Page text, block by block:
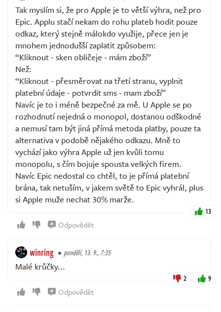
Tak myslím si, že pro Apple je to větší výhra, než pro
Epic. Applu stačí nekam do rohu plateb hodit pouze
odkaz, který stejně málokdo využije, přece jen je
mnohem jednodušší zaplatit způsobem:
“Kliknout - sken obličeje - mám zboží”
Než:
“Kliknout - přesměrovat na třetí stranu, vyplnit
platební údaje - potvrdit sms - mam zboží”
Navíc je to i méně bezpečné za mě. U Apple se po
rozhodnutí nejedná o monopol, dostanou odškodné
a nemusí tam být jiná přímá metoda platby, pouze ta
alternativa v podobě nějakého odkazu. Mně to
vychází jako výhra Apple už jen kvůli tomu
monopolu, s čím bojuje spousta velkých firem.
Navíc Epic nedostal co chtěl, to je přímá platební
brána, tak netuším, v jakem světě to Epic vyhrál, plus
si Apple muže nechat 30% marže.
13
Odpovědět
winring pondělí, 13. 9., 7:35
Malé krůčky...
2 9
Odpovědět